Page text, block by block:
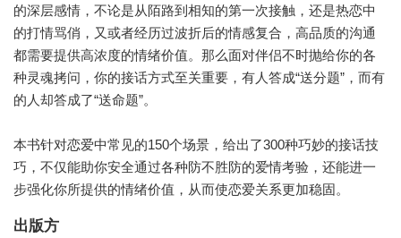
的深层感情，不论是从陌路到相知的第一次接触，还是热恋中
的打情骂俏，又或者经历过波折后的情感复合，高品质的沟通
都需要提供高浓度的情绪价值。那么面对伴侣不时抛给你的各
种灵魂拷问，你的接话方式至关重要，有人答成“送分题”，而有
的人却答成了“送命题”。
本书针对恋爱中常见的150个场景，给出了300种巧妙的接话技
巧，不仅能助你安全通过各种防不胜防的爱情考验，还能进一
步强化你所提供的情绪价值，从而使恋爱关系更加稳固。
出版方